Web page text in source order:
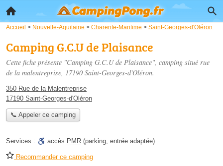
Accueil > Nouvelle-Aquitaine > Charente-Maritime > Saint-Georges-d'Oléron
Camping G.C.U de Plaisance
Cette fiche présente "Camping G.C.U de Plaisance", camping situé rue
de la malentreprise, 17190 Saint-Georges-d'Oléron.
350 Rue de la Malentreprise
17190 Saint-Georges-d'Oléron
📞 Appeler ce camping
Services : accès PMR (parking, entrée adaptée)
Recommander ce camping